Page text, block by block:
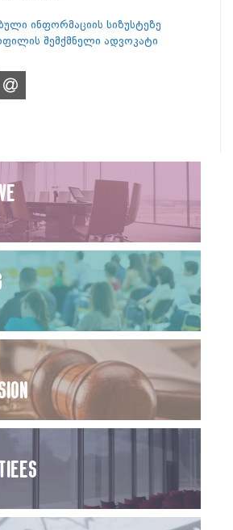
ინფორმაციის სიზუსტეზე
შემქმნელი ადვოკატი